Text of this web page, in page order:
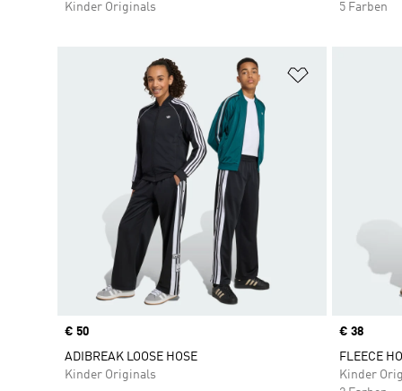
Kinder Originals
5 Farben
Zur
Price
€ 50
ADIBREAK LOOSE HOSE
Kinder Originals
Price
€ 38
FLEECE
Kinder